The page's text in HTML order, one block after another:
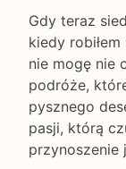
Gdy teraz
kiedy robiłem
nie mogę nie
podróże,
pysznego
pasji, którą
przynoszenie